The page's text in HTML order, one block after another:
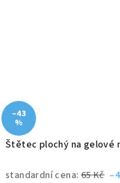
Štětec plochý na gelové
standardní cena: 65 Kč
–43
%